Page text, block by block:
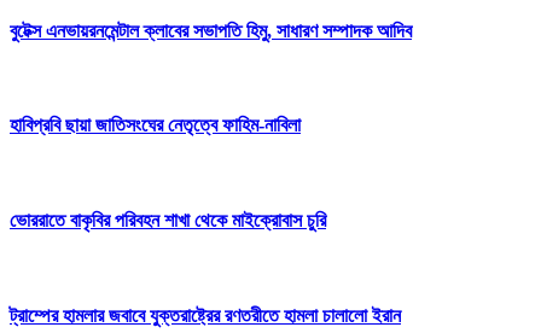
বুটেক্স এনভায়রনমেন্টাল ক্লাবের সভাপতি হিমু, সাধারণ সম্পাদক আদিব
হাবিপ্রবি ছায়া জাতিসংঘের নেতৃত্বে ফাহিম-নাবিলা
ভোররাতে বাকৃবির পরিবহন শাখা থেকে মাইক্রোবাস চুরি
ট্রাম্পের হামলার জবাবে যুক্তরাষ্ট্রের রণতরীতে হামলা চালালো ইরান